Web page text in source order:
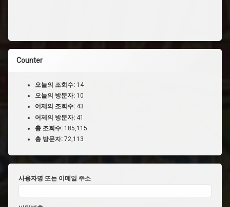
Counter
오늘의 조회수: 14
오늘의 방문자: 10
어제의 조회수: 43
어제의 방문자: 41
총 조회수: 185,115
총 방문자: 72,113
사용자명 또는 이메일 주소